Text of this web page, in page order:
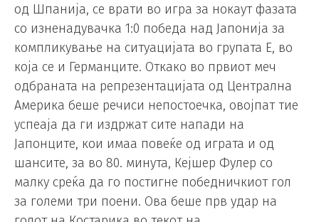
од Шпанија, се врати во игра за нокаут фазата
со изненадувачка 1:0 победа над Јапонија за
компликување на ситуацијата во групата Е, во
која се и Германците. Откако во првиот меч
одбраната на репрезентацијата од Централна
Америка беше речиси непостоечка, овојпат тие
успеаја да ги издржат сите напади на
Јапонците, кои имаа повеќе од играта и од
шансите, за во 80. минута, Кејшер Фулер со
малку среќа да го постигне победничкиот гол
за големи три поени. Ова беше прв удар на